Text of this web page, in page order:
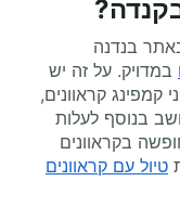
בנדנה
במדויק. על זה יש
קמפינג קראוונים,
בנוסף לעלות
בקראוונים
טיול עם קראוונים